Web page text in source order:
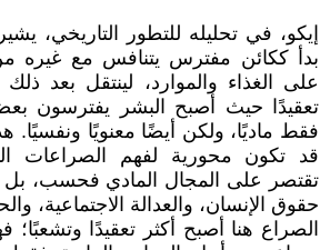
إيكو، في تحليله للتطور التاريخي،
بدأ ككائن مفترس يتنافس مع غيره من
على الغذاء والموارد، لينتقل بعد
تعقيدًا حيث أصبح البشر يفترسون
فقط ماديًا، ولكن أيضًا معنويًا ونفسيًا.
قد تكون محورية لفهم الصراعات
تقتصر على المجال المادي فحسب، بل
حقوق الإنسان، والعدالة الاجتماعية،
الصراع هنا أصبح أكثر تعقيدًا وتشعبًا؛